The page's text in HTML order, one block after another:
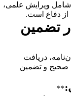
شامل ویرایش علمی،
از دفاع است.
تضمین
دریافت
صحیح و تضمین
**